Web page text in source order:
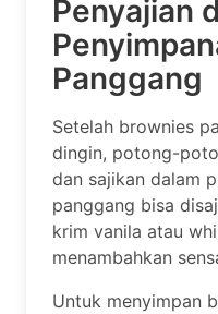
Penyajian
Panggang
Setelah brownies
dingin, potong-
dan sajikan dalam
panggang bisa
krim vanila atau
menambahkan
Untuk menyimpan